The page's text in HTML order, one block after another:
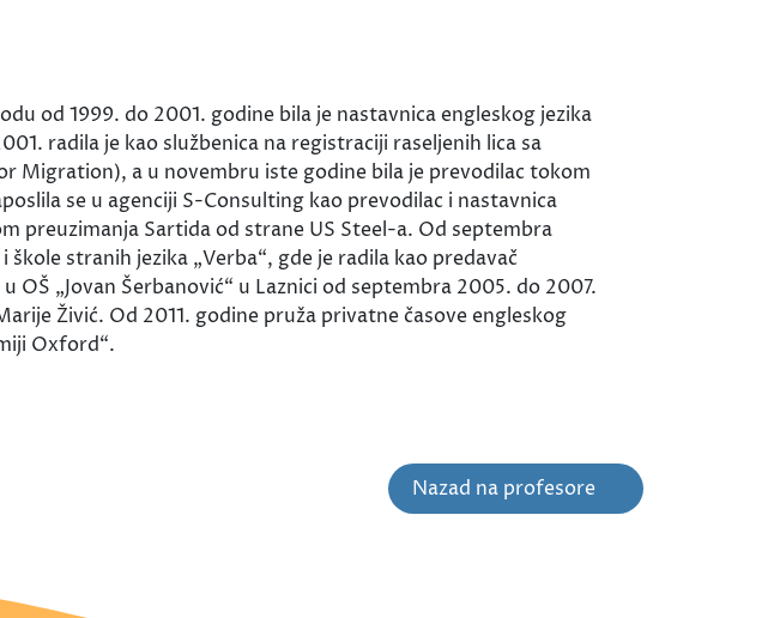
od 1999. do 2001. godine bila je nastavnica engleskog jezika
radila je kao službenica na registraciji raseljenih lica sa
a u novembru iste godine bila je prevodilac tokom
se u agenciji S-Consulting kao prevodilac i nastavnica
preuzimanja Sartida od strane US Steel-a. Od septembra
stranih jezika „Verba“, gde je radila kao predavač
OŠ „Jovan Šerbanović“ u Laznici od septembra 2005. do 2007.
Živić. Od 2011. godine pruža privatne časove engleskog
Oxford“.
Nazad na profesore